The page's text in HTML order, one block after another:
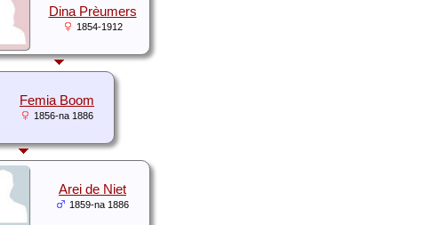
Dina Prèumers
1854-1912
Femia Boom
1856-na 1886
Arei de Niet
1859-na 1886